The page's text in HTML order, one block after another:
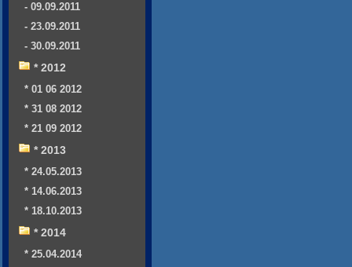
- 09.09.2011
- 23.09.2011
- 30.09.2011
* 2012
* 01 06 2012
* 31 08 2012
* 21 09 2012
* 2013
* 24.05.2013
* 14.06.2013
* 18.10.2013
* 2014
* 25.04.2014